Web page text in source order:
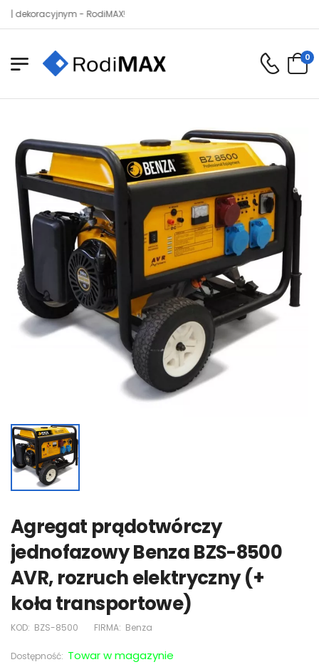
- RodiMAX!
0
Agregat prądotwórczy
jednofazowy Benza BZS-8500
AVR, rozruch elektryczny (+
koła transportowe)
KOD: BZS-8500 FIRMA: Benza
Dostępność: Towar w magazynie